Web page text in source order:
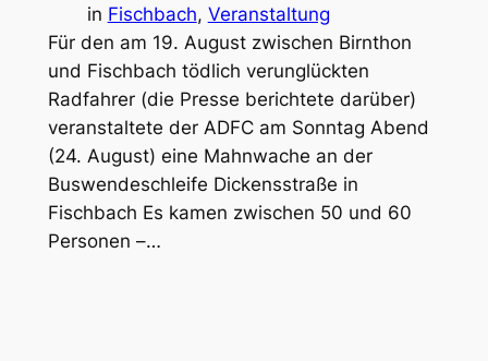
in Fischbach, Veranstaltung
Für den am 19. August zwischen Birnthon
und Fischbach tödlich verunglückten
Radfahrer (die Presse berichtete darüber)
veranstaltete der ADFC am Sonntag Abend
(24. August) eine Mahnwache an der
Buswendeschleife Dickensstraße in
Fischbach Es kamen zwischen 50 und 60
Personen –…